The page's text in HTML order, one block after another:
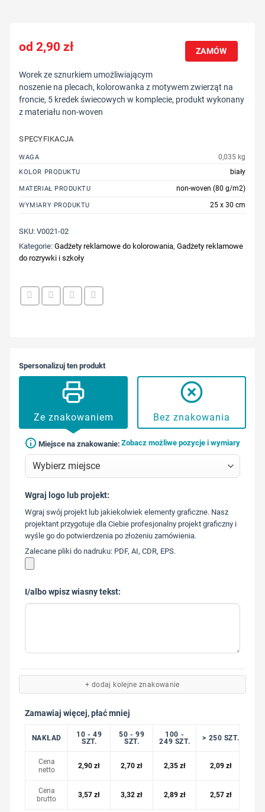
2,90zł ZAMÓW
Worek ze sznurkiem umożliwiającym
noszenie na plecach, kolorowanka z motywem zwierząt na
froncie, 5 kredek świecowych w komplecie, produkt wykonany
z materiału non-woven
SPECYFIKACJA
WAGA 0,035 kg
KOLOR PRODUKTU biały
MATERIAŁ PRODUKTU non-woven (80 g/m2)
WYMIARY PRODUKTU 25 x 30 cm
SKU:V0021-02
Kategorie:Gadżety reklamowe do kolorowania,Gadżety reklamowe
do rozrywki i szkoły
Spersonalizuj ten produkt
Ze znakowaniem Bez znakowania
Miejsce na znakowanie: Zobacz możliwe pozycje i wymiary
573 568
217
Wgraj logo lub projekt:
Wgraj swój projekt lub jakiekolwiek elementy graficzne. Nasz
projektant przygotuje dla Ciebie profesjonalny projekt graficzny i
wyśle go do potwierdzenia po złożeniu zamówienia.
Zalecane pliki do nadruku: PDF, AI, CDR, EPS.
I/albo wpisz wiasny tekst:
+ dodaj kolejne znakowanie
Zamawiaj więcej, płać mniej
NAKŁAD
10 - 49
SZT.
50 - 99
SZT.
100 -
249 SZT.
> 250 SZT.
Cena
netto
2,90zł 2,70zł 2,35 zł 2,09 zł
Cena
brutto
3,57zł 3,32zł 2,89 zł 2,57 zł